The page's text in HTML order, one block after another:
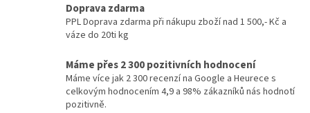
Doprava zdarma
PPL Doprava zdarma při nákupu zboží nad 1 500,- Kč a
váze do 20ti kg
Máme přes 2 300 pozitivních hodnocení
Máme více jak 2 300 recenzí na Google a Heurece s
celkovým hodnocením 4,9 a 98% zákazníků nás hodnotí
pozitivně.